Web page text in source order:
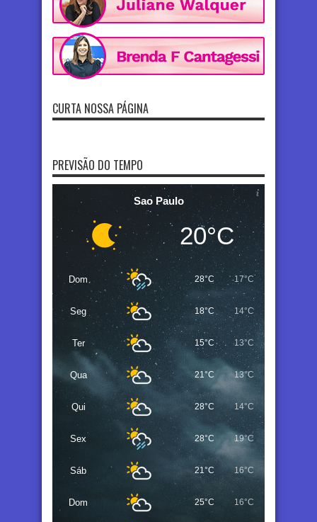
CURTA NOSSA PÁGINA
PREVISÃO DO TEMPO
Sao Paulo
20°C
Dom 28°C 17°C
Seg 18°C 14°C
Ter 15°C 13°C
Qua 21°C 13°C
Qui 28°C 14°C
Sex 28°C 19°C
Sáb 21°C 16°C
Dom 25°C 16°C